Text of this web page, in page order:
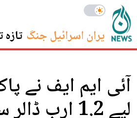
ایران اسرائیل جنگ تازہ
آئی ایم ایف نے
لیے 1.2 ارب